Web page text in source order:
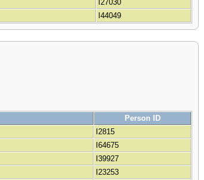
I27030
I44049
Person ID
I2815
I64675
I39927
I23253